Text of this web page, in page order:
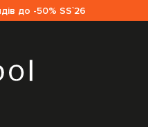
до -50% SS`26